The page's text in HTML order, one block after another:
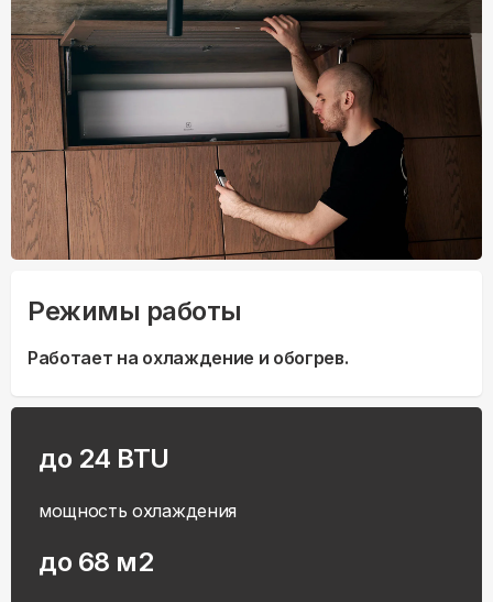
Режимы работы
Работает на охлаждение и обогрев.
до 24 BTU
мощность охлаждения
до 68 м2